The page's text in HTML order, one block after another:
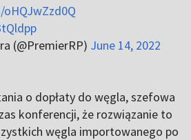
(@PremierRP) June 14, 2022
o dopłaty do węgla, szefowa
konferencji, że rozwiązanie to
węgla importowanego po